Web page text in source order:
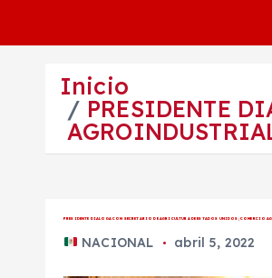
Inicio
PRESIDENTE
PRESIDENTE DIALOGA CON SECRETARIO DE AGRICULTURA DE ESTADOS UNIDOS; COMERCIO
NACIONAL abril 5, 2022